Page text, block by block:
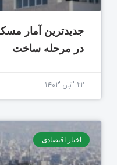
در مرحله ساخت
۲۲ 'آبان '۱۴۰۲
اخبار اقتصادی